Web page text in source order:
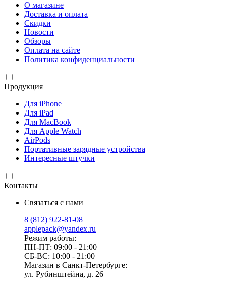
О магазине
Доставка и оплата
Скидки
Новости
Обзоры
Оплата на сайте
Политика конфиденциальности
Продукция
Для iPhone
Для iPad
Для MacBook
Для Apple Watch
AirPods
Портативные зарядные устройства
Интересные штучки
Контакты
Связаться с нами
8 (812) 922-81-08
applepack@yandex.ru
Режим работы:
ПН-ПТ: 09:00 - 21:00
СБ-ВС: 10:00 - 21:00
Магазин в Санкт-Петербурге:
ул. Рубинштейна, д. 26